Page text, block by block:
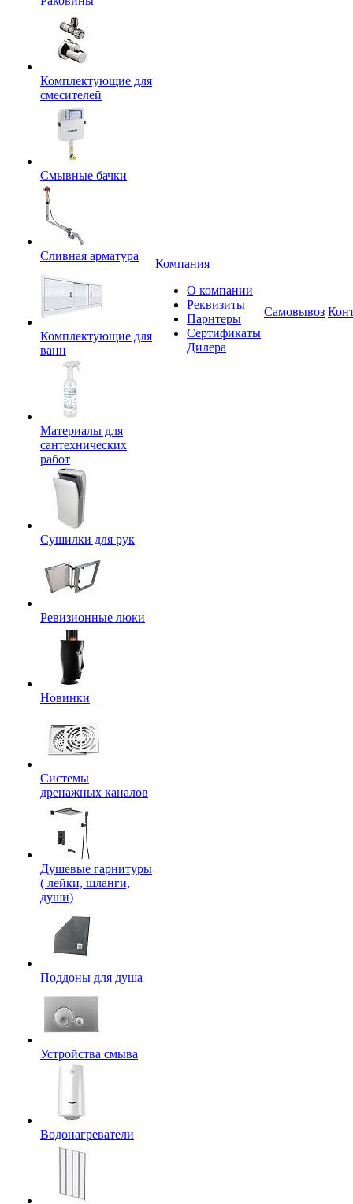
Комплектующие для
смесителей
Смывные бачки
Сливная арматура
Комплектующие для
ванн
Материалы для
сантехнических
работ
Сушилки для рук
Ревизионные люки
Новинки
Системы
дренажных каналов
Душевые гарнитуры
( лейки, шланги,
души)
Поддоны для душа
Устройства смыва
Водонагреватели
Компания
О компании
Реквизиты
Парнтеры
Сертификаты
Дилера
Самовывоз